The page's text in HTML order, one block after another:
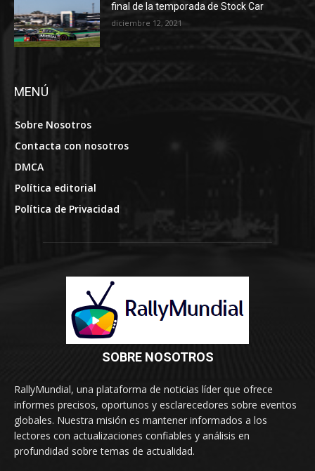
final de la temporada de Stock Car
diciembre 12, 2021
MENÚ
Sobre Nosotros
Contacta con nosotros
DMCA
Política editorial
Política de Privacidad
SOBRE NOSOTROS
RallyMundial, una plataforma de noticias líder que ofrece
informes precisos, oportunos y esclarecedores sobre eventos
globales. Nuestra misión es mantener informados a los
lectores con actualizaciones confiables y análisis en
profundidad sobre temas de actualidad.